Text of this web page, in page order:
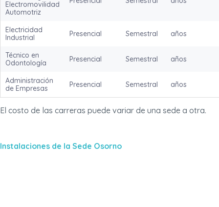
Electromovilidad
Automotriz
Electricidad
Industrial
Presencial Semestral años
Técnico en
Odontología
Presencial Semestral años
Administración
de Empresas
Presencial Semestral años
El costo de las carreras puede variar de una sede a otra.
Instalaciones de la Sede Osorno